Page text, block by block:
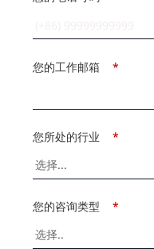
*
您的工作邮箱
*
您所处的行业
*
您的咨询类型